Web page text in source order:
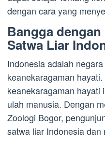
dengan cara yang
Bangga
Satwa Liar
Indonesia adalah
keanekaragaman
keanekaragaman hayati
ulah manusia. Dengan
Zoologi Bogor,
satwa liar Indonesia